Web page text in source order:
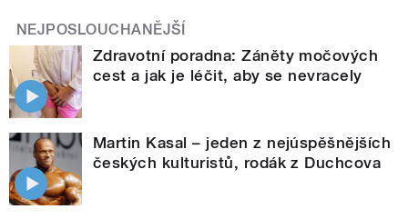
NEJPOSLOUCHANĚJŠÍ
Zdravotní poradna: Záněty močových
cest a jak je léčit, aby se nevracely
Martin Kasal – jeden z nejúspěšnějších
českých kulturistů, rodák z Duchcova